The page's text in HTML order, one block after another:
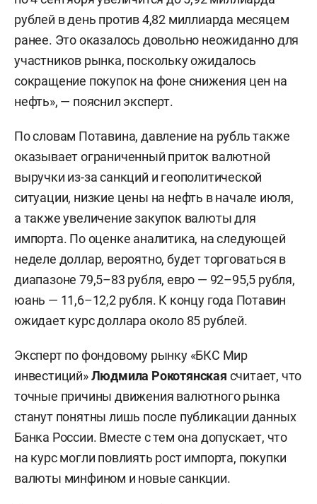
рублей в день против 4,82 миллиарда месяцем
ранее. Это оказалось довольно неожиданно для
участников рынка, поскольку ожидалось
сокращение покупок на фоне снижения цен на
нефть», — пояснил эксперт.
По словам Потавина, давление на рубль также
оказывает ограниченный приток валютной
выручки из-за санкций и геополитической
ситуации, низкие цены на нефть в начале июля,
а также увеличение закупок валюты для
импорта. По оценке аналитика, на следующей
неделе доллар, вероятно, будет торговаться в
диапазоне 79,5–83 рубля, евро — 92–95,5 рубля,
юань — 11,6–12,2 рубля. К концу года Потавин
ожидает курс доллара около 85 рублей.
Эксперт по фондовому рынку «БКС Мир
инвестиций»Людмила Рокотянская считает, что
точные причины движения валютного рынка
станут понятны лишь после публикации данных
Банка России. Вместе с тем она допускает, что
на курс могли повлиять рост импорта, покупки
валюты минфином и новые санкции.